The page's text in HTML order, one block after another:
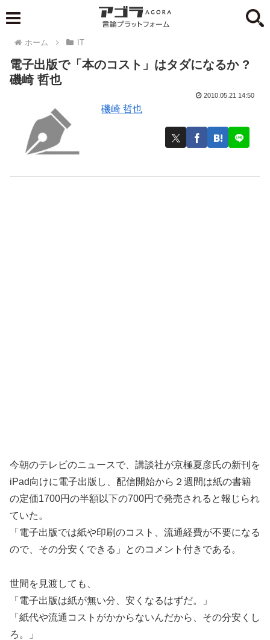
ホーム IT
電子出版で「本のコスト」はタダになるか ?
磯崎 哲也
磯崎 哲也
2010.05.21 14:50
今朝のテレビのニュースで、講談社が京極夏彦氏の新刊を
iPad向けに電子出版し、配信開始から２週間は紙の書籍
の定価1700円の半額以下の700円で発売されると報じられ
ていた。
「電子出版では紙や印刷のコスト、流通経費が不要になる
ので、その分安くできる」とのコメント付きである。
世間を見渡しても、
「電子出版は紙が無い分、安くなるはずだ。」
「紙代や流通コストがかからないんだから、その分安くし
ろ。」